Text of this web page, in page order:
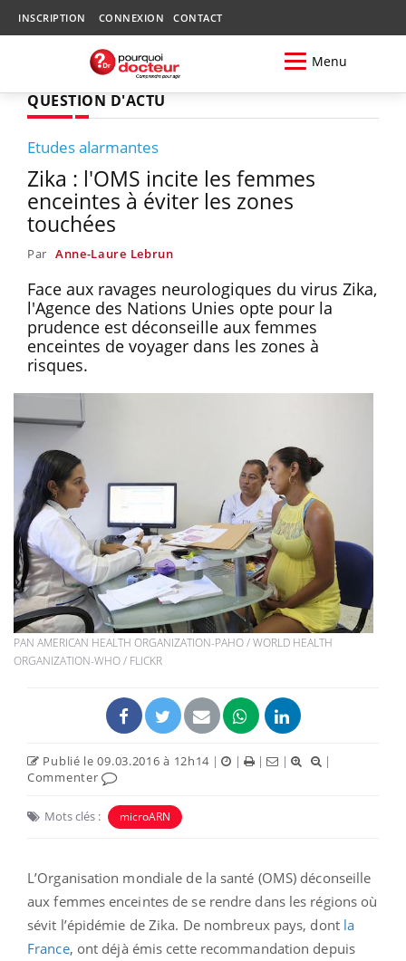
INSCRIPTION CONNEXION CONTACT
Menu
QUESTION D'ACTU
Etudes alarmantes
Zika : l'OMS incite les femmes
enceintes à éviter les zones
touchées
Par Anne-Laure Lebrun
Face aux ravages neurologiques du virus Zika,
l'Agence des Nations Unies opte pour la
prudence est déconseille aux femmes
enceintes de voyager dans les zones à
risques.
PAN AMERICAN HEALTH ORGANIZATION-PAHO / WORLD HEALTH
ORGANIZATION-WHO / FLICKR
Publié le 09.03.2016 à 12h14 | | | |
|
Commenter
Mots clés : microARN
L’Organisation mondiale de la santé (OMS) déconseille
aux femmes enceintes de se rendre dans les régions où
sévit l’épidémie de Zika. De nombreux pays, dontla
France, ont déjà émis cette recommandation depuis